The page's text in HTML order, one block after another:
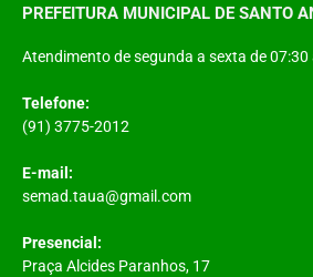
PREFEITURA MUNICIPAL DE SANTO
Atendimento de segunda a sexta de 07:30
Telefone:
(91) 3775-2012
E-mail:
semad.taua@gmail.com
Presencial:
Praça Alcides Paranhos, 17